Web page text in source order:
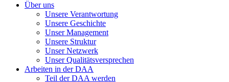
Über uns
Unsere Verantwortung
Unsere Geschichte
Unser Management
Unsere Struktur
Unser Netzwerk
Unser Qualitätsversprechen
Arbeiten in der DAA
Teil der DAA werden